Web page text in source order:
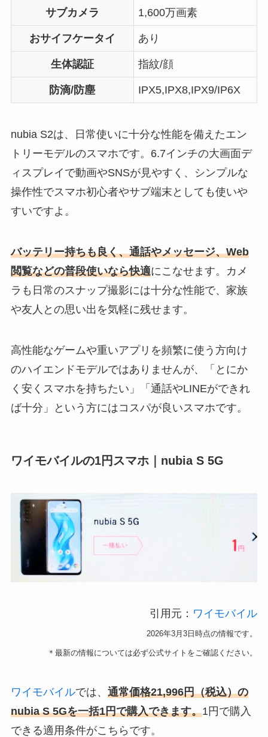
サブカメラ 1,600万画素
おサイフケータイ あり
生体認証 指紋/顔
防滴/防塵 IPX5,IPX8,IPX9/IP6X
nubia S2は、日常使いに十分な性能を備えたエン
トリーモデルのスマホです。6.7インチの大画面デ
ィスプレイで動画やSNSが見やすく、シンプルな
操作性でスマホ初心者やサブ端末としても使いや
すいですよ。
バッテリー持ちも良く、通話やメッセージ、Web
閲覧などの普段使いなら快適にこなせます。カメ
ラも日常のスナップ撮影には十分な性能で、家族
や友人との思い出を気軽に残せます。
高性能なゲームや重いアプリを頻繁に使う方向け
のハイエンドモデルではありませんが、「とにか
く安くスマホを持ちたい」「通話やLINEができれ
ば十分」という方にはコスパが良いスマホです。
ワイモバイルの1円スマホ｜nubia S 5G
引用元： ワイモバイル
2026年3月3日時点の情報です。
＊最新の情報については必ず公式サイトをご確認ください。
ワイモバイルでは、 通常価格21,996円（税込）の
nubia S 5Gを一括1円で購入できます。1円で購入
できる適用条件がこちらです。